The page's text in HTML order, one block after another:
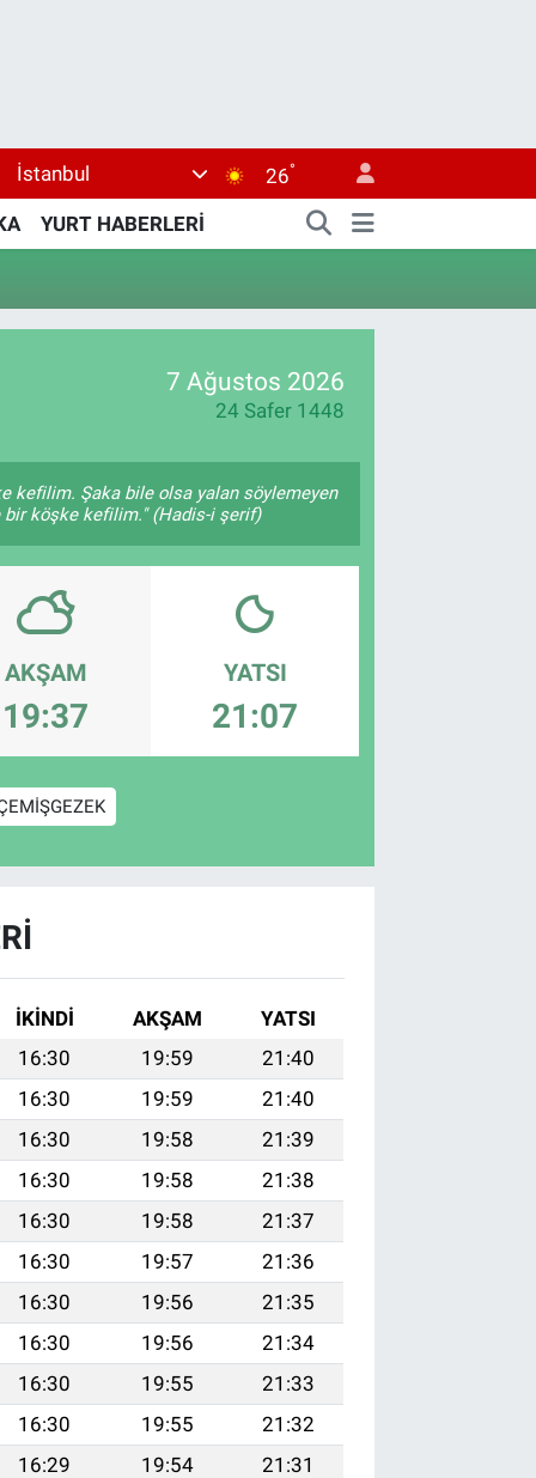
İstanbul 26°
YURT HABERLERİ
7 Ağustos 2026
24 Safer 1448
kefilim. Şaka bile olsa yalan söylemeyen
bir köşke kefilim." (Hadis-i şerif)
AKŞAM
19:37
YATSI
21:07
İKINDI AKŞAM
YATSI
16:30 19:59
21:40
16:30 19:59
21:40
16:30 19:58
21:39
16:30 19:58
21:38
16:30 19:58
21:37
16:30 19:57
21:36
16:30 19:56
21:35
16:30 19:56
21:34
16:30 19:55
21:33
16:30 19:55
21:32
16:29 19:54
21:31